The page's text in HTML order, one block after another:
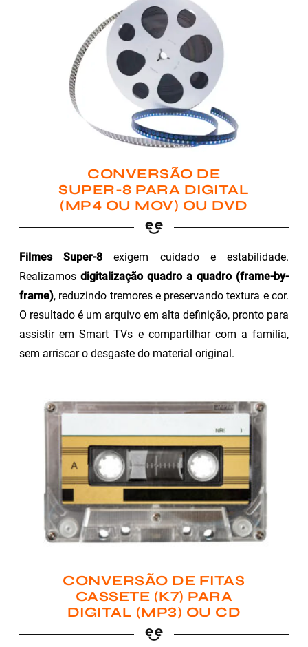
CONVERSÃO DE
SUPER-8 PARA DIGITAL
(MP4 OU MOV) OU DVD
Filmes Super-8 exigem cuidado e estabilidade.
Realizamos digitalização quadro a quadro (frame-by-
frame), reduzindo tremores e preservando textura e cor.
O resultado é um arquivo em alta definição, pronto para
assistir em Smart TVs e compartilhar com a família,
sem arriscar o desgaste do material original.
CONVERSÃO DE FITAS
CASSETE (K7) PARA
DIGITAL (MP3) OU CD